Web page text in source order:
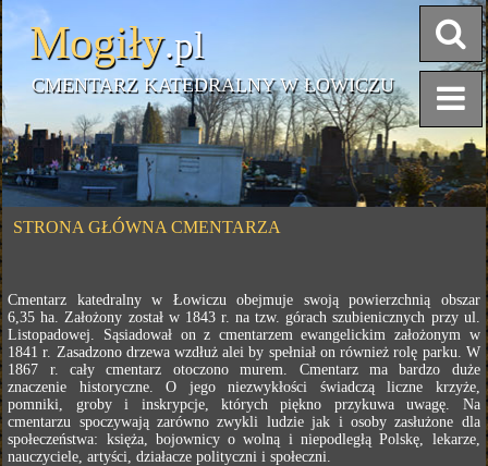
Mogiły.pl
CMENTARZ KATEDRALNY W ŁOWICZU
STRONA GŁÓWNA CMENTARZA
Cmentarz katedralny w Łowiczu obejmuje swoją powierzchnią obszar
6,35 ha. Założony został w 1843 r. na tzw. górach szubienicznych przy ul.
Listopadowej. Sąsiadował on z cmentarzem ewangelickim założonym w
1841 r. Zasadzono drzewa wzdłuż alei by spełniał on również rolę parku. W
1867 r. cały cmentarz otoczono murem. Cmentarz ma bardzo duże
znaczenie historyczne. O jego niezwykłości świadczą liczne krzyże,
pomniki, groby i inskrypcje, których piękno przykuwa uwagę. Na
cmentarzu spoczywają zarówno zwykli ludzie jak i osoby zasłużone dla
społeczeństwa: księża, bojownicy o wolną i niepodległą Polskę, lekarze,
nauczyciele, artyści, działacze polityczni i społeczni.